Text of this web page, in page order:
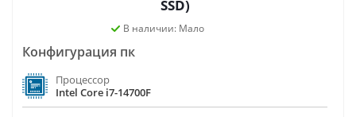
SSD)
В наличии: Мало
Конфигурация пк
Процессор
Intel Core i7-14700F